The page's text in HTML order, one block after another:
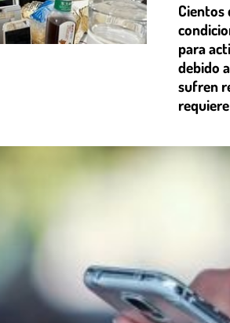
Cientos
para
debido
sufren